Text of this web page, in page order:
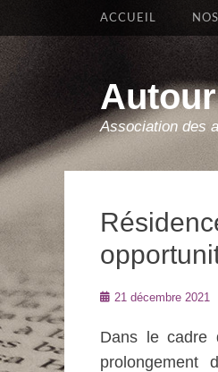
Association des
Premier
Aller
ACCUEIL
Posté21 décembre 2021
Dans le cadre